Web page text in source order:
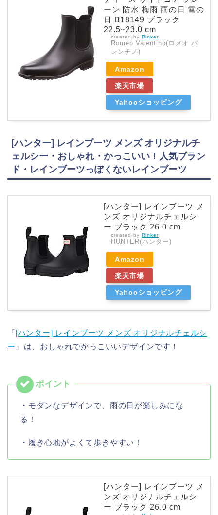
ーン 防水 梅雨 雨の日 雪の
日 B18149 ブラック
22.5~23.0 cm
created by Rinker
Romeo Valentino(ロメオ バ
レンチノ)
Amazon
楽天市場
Yahooショッピング
[ハンター] レインブーツ メンズ オリジナルチ
ェルシー・おしゃれ・かっこいい！人気ブラン
ド・レインブーツっぽくないレインブーツ
[ハンター] レインブーツ メ
ンズ オリジナルチェルシ
ー ブラック 26.0 cm
created by Rinker
HUNTER(ハンター)
Amazon
楽天市場
Yahooショッピング
『 [ハンター] レインブーツ メンズ オリジナルチェルシ
ー 』は、おしゃれでかっこいいデザインです！
・モダンなデザインで、雨の日が楽しみにな
る！
・履き心地がよくて歩きやすい！
[ハンター] レインブーツ メ
ンズ オリジナルチェルシ
ー ブラック 26.0 cm